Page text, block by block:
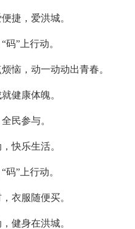
，爱洪城。
”上行动。
，动一动动出青春。
健康体魄。
民参与。
快乐生活。
”上行动。
服随便买。
身在洪城。